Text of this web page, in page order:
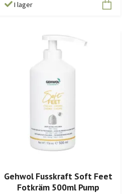
I lager
Gehwol Fusskraft Soft Feet
Fotkräm 500ml Pump